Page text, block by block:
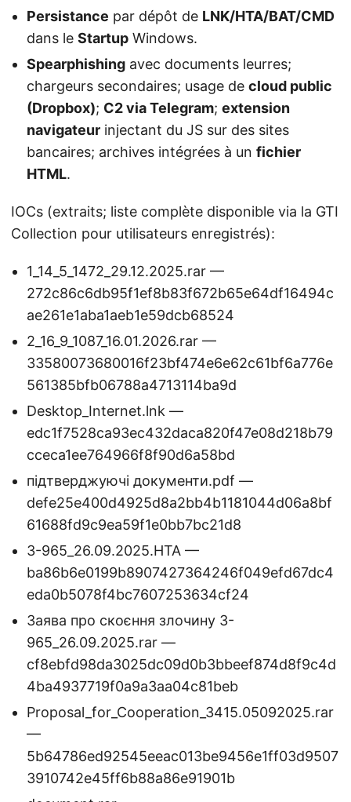
Persistance par dépôt de LNK/HTA/BAT/CMD
dans le Startup Windows.
Spearphishing avec documents leurres;
chargeurs secondaires; usage de cloud public
(Dropbox); C2 via Telegram; extension
navigateur injectant du JS sur des sites
bancaires; archives intégrées à un fichier
HTML.
IOCs (extraits; liste complète disponible via la GTI
Collection pour utilisateurs enregistrés):
1_14_5_1472_29.12.2025.rar —
272c86c6db95f1ef8b83f672b65e64df16494c
ae261e1aba1aeb1e59dcb68524
2_16_9_1087_16.01.2026.rar —
33580073680016f23bf474e6e62c61bf6a776e
561385bfb06788a4713114ba9d
Desktop_Internet.lnk —
edc1f7528ca93ec432daca820f47e08d218b79
cceca1ee764966f8f90d6a58bd
підтверджуючі документи.pdf —
defe25e400d4925d8a2bb4b1181044d06a8bf
61688fd9c9ea59f1e0bb7bc21d8
3-965_26.09.2025.HTA —
ba86b6e0199b8907427364246f049efd67dc4
eda0b5078f4bc7607253634cf24
Заява про скоєння злочину 3-
965_26.09.2025.rar —
cf8ebfd98da3025dc09d0b3bbeef874d8f9c4d
4ba4937719f0a9a3aa04c81beb
Proposal_for_Cooperation_3415.05092025.rar
—
5b64786ed92545eeac013be9456e1ff03d9507
3910742e45ff6b88a86e91901b